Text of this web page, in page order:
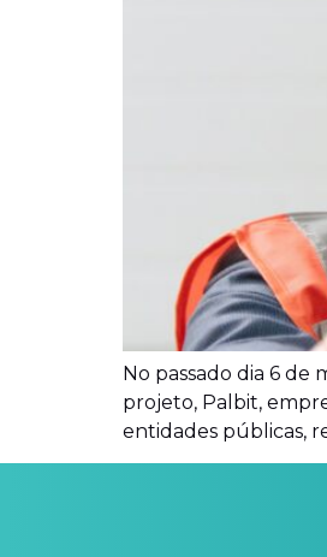
No passado dia 6
projeto, Palbit,
entidades públicas,